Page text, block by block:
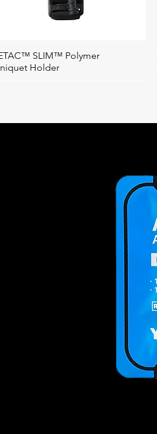
ดูข้อมูลด่วน
SLIM™ Polymer
Holder